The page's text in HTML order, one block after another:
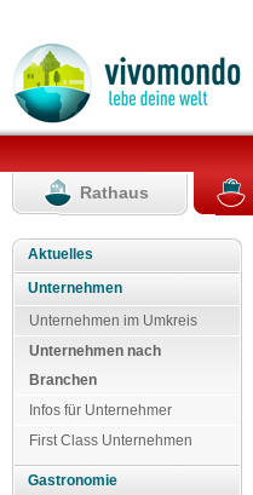
Rathaus
Aktuelles
Unternehmen
Unternehmen im Umkreis
Unternehmen nach
Branchen
Infos für Unternehmer
First Class Unternehmen
Gastronomie